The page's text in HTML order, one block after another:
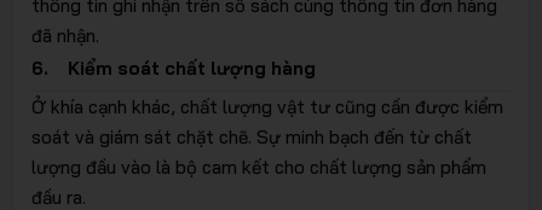
thông tin ghi nhận trên sổ sách cùng thông tin đơn hàng
đã nhận.
6. Kiểm soát chất lượng hàng
Ở khía cạnh khác, chất lượng vật tư cũng cần được kiểm
soát và giám sát chặt chẽ. Sự minh bạch đến từ chất
lượng đầu vào là bộ cam kết cho chất lượng sản phẩm
đầu ra.